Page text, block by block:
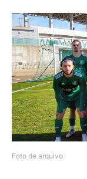
Foto de arquivo